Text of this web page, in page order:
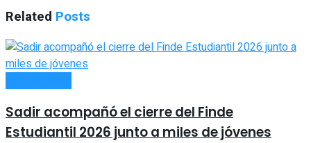
Related Posts
Sadir acompañó el cierre del Finde
Estudiantil 2026 junto a miles de jóvenes